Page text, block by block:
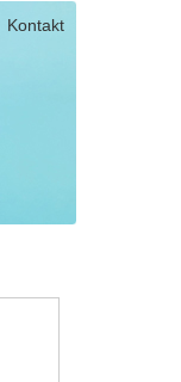
Kontakt